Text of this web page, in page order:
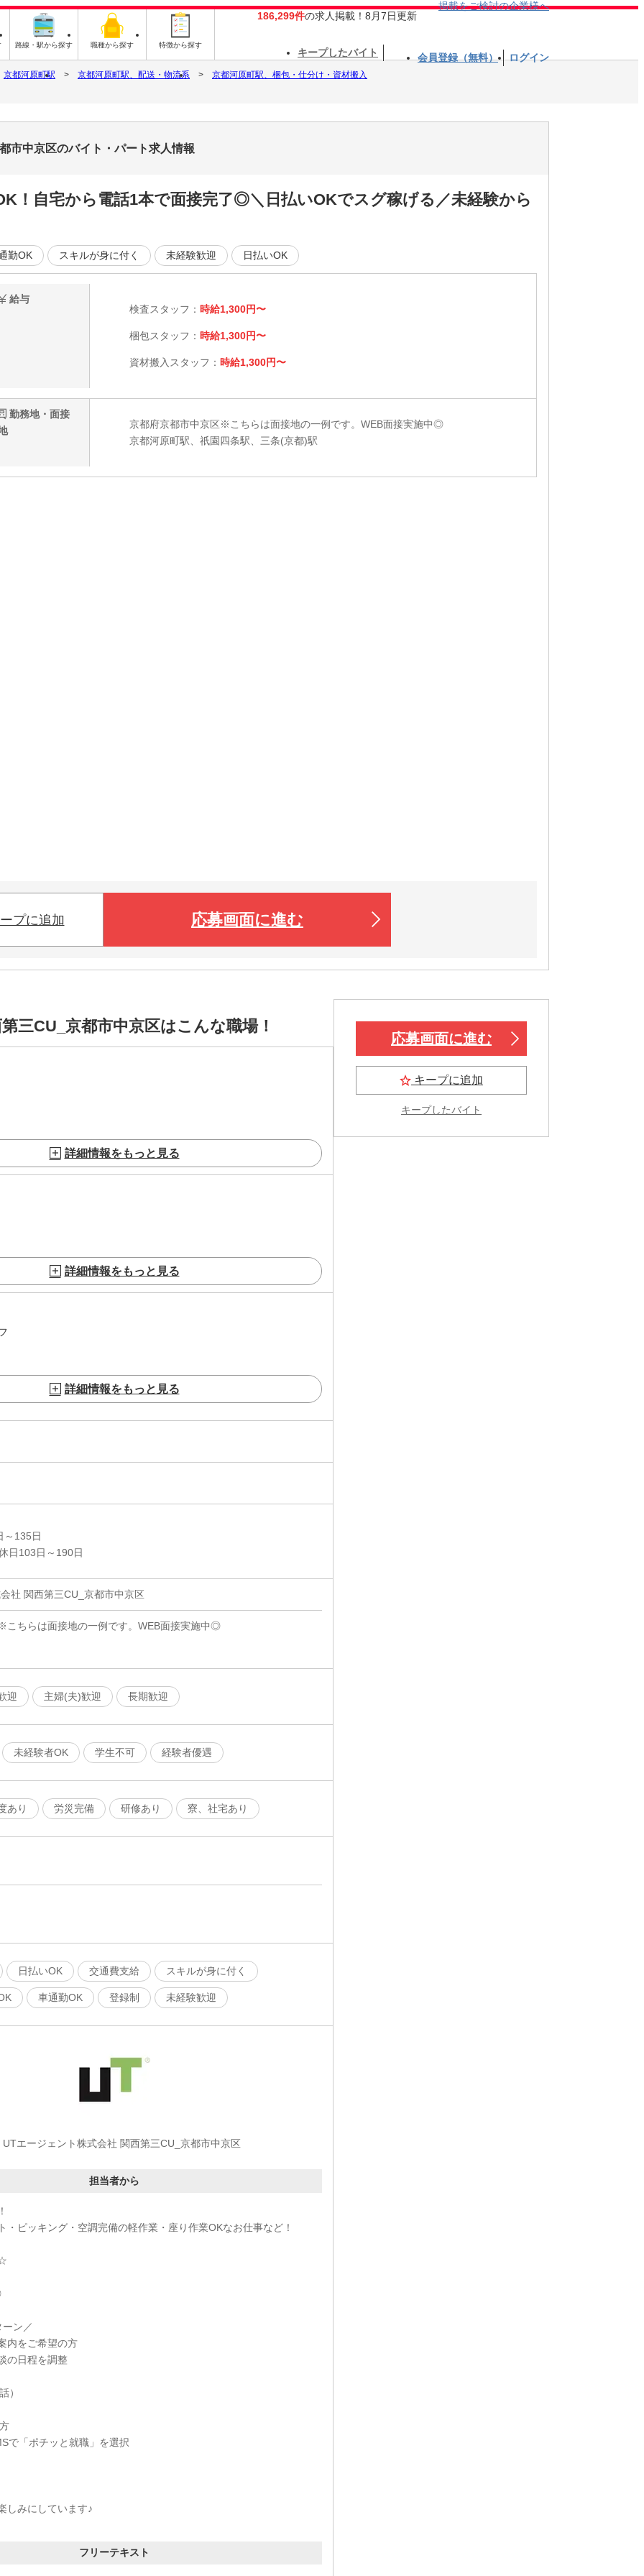
路線・駅から探す 職種から探す 特徴から探す
186,299件の求人掲載！8月7日更新
掲載をご検討の企業様へ
キープしたバイト 会員登録（無料） ログイン
京都河原町駅 京都河原町駅、配送・物流系 京都河原町駅、梱包・仕分け・資材搬入
市中京区のバイト・パート求人情報
！自宅から電話1本で面接完了◎＼日払いOKでスグ稼げる／未経験から
勤OK スキルが身に付く 未経験歓迎 日払いOK
給与
検査スタッフ： 時給1,300円〜
梱包スタッフ： 時給1,300円〜
資材搬入スタッフ： 時給1,300円〜
勤務地・面接
京都府京都市中京区※こちらは面接地の一例です。WEB面接実施中◎
京都河原町駅、祇園四条駅、三条(京都)駅
プに追加 応募画面に進む
三CU_京都市中京区はこんな職場！
詳細情報をもっと見る
詳細情報をもっと見る
詳細情報をもっと見る
～135日
日103日～190日
社 関西第三CU_京都市中京区
こちらは面接地の一例です。WEB面接実施中◎
迎 主婦(夫)歓迎 長期歓迎
未経験者OK 学生不可 経験者優遇
あり 労災完備 研修あり 寮、社宅あり
日払いOK 交通費支給 スキルが身に付く
車通勤OK 登録制 未経験歓迎
UTエージェント株式会社 関西第三CU_京都市中京区
担当者から
・ピッキング・空調完備の軽作業・座り作業OKなお仕事など！
ン／
内をご希望の方
の日程を調整
）
で「ポチッと就職」を選択
しみにしています♪
フリーテキスト
応募画面に進む
キープに追加
キープしたバイト